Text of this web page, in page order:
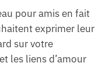
pour amis en fait
exprimer leur
sur votre
les liens d’amour